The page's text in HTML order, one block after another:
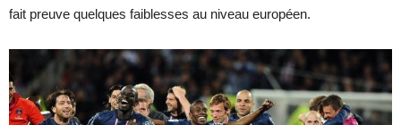
fait preuve quelques faiblesses au niveau européen.